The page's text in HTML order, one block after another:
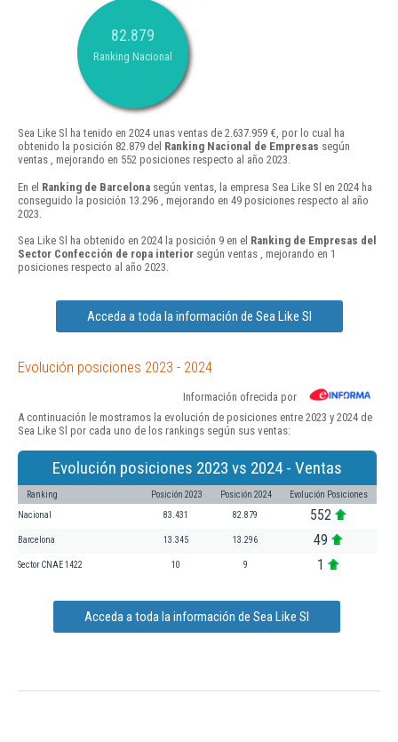
82.879
Ranking Nacional
Sea Like Sl ha tenido en 2024 unas ventas de 2.637.959 €, por lo cual ha
obtenido la posición 82.879 del Ranking Nacional de Empresas según
ventas , mejorando en 552 posiciones respecto al año 2023.
En el Ranking de Barcelona según ventas, la empresa Sea Like Sl en 2024 ha
conseguido la posición 13.296 , mejorando en 49 posiciones respecto al año
2023.
Sea Like Sl ha obtenido en 2024 la posición 9 en el Ranking de Empresas del
Sector Confección de ropa interior según ventas , mejorando en 1
posiciones respecto al año 2023.
Acceda a toda la información de Sea Like Sl
Evolución posiciones 2023 - 2024
Información ofrecida por
A continuación le mostramos la evolución de posiciones entre 2023 y 2024 de
Sea Like Sl por cada uno de los rankings según sus ventas:
Evolución posiciones 2023 vs 2024 - Ventas
Ranking Posición 2023 Posición 2024 Evolución Posiciones
Nacional 83.431 82.879 552
Barcelona 13.345 13.296 49
Sector CNAE 1422 10 9 1
Acceda a toda la información de Sea Like Sl